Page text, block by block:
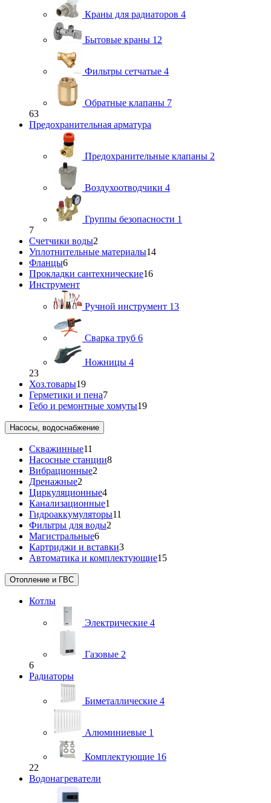
Краны для радиаторов 4
Бытовые краны 12
Фильтры сетчатые 4
Обратные клапаны 7
63
Предохранительная арматура
Предохранительные клапаны 2
Воздухоотводчики 4
Группы безопасности 1
7
Счетчики воды2
Уплотнительные материалы14
Фланцы6
Прокладки сантехнические16
Инструмент
Ручной инструмент 13
Сварка труб 6
Ножницы 4
23
Хоз.товары19
Герметики и пена7
Гебо и ремонтные хомуты19
Насосы, водоснабжение
Скважинные11
Насосные станции8
Вибрационные2
Дренажные2
Циркуляционные4
Канализационные1
Гидроаккумуляторы11
Фильтры для воды2
Магистральные6
Картриджи и вставки3
Автоматика и комплектующие15
Отопление и ГВС
Котлы
Электрические 4
Газовые 2
6
Радиаторы
Биметаллические 4
Алюминиевые 1
Комплектующие 16
22
Водонагреватели